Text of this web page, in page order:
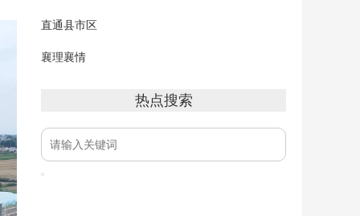
直通县市区
襄理襄情
热点搜索